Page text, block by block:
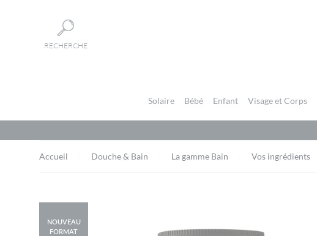
RECHERCHE
Solaire Bébé Enfant Visage et Corps
Accueil Douche & Bain La gamme Bain Vos ingrédients
NOUVEAU
FORMAT